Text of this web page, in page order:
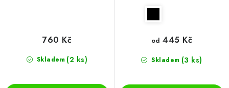
Skladem (2 ks)
760 Kč
Skladem (3 ks)
od 445 Kč